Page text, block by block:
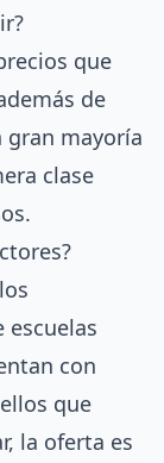
que
de
gran mayoría
clase
escuelas
con
que
la oferta es